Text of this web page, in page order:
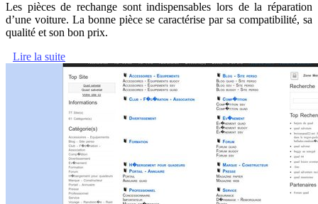
Les pièces de rechange sont indispensables lors de la réparation
d’une voiture. La bonne pièce se caractérise par sa compatibilité, sa
qualité et son bon prix.
Lire la suite